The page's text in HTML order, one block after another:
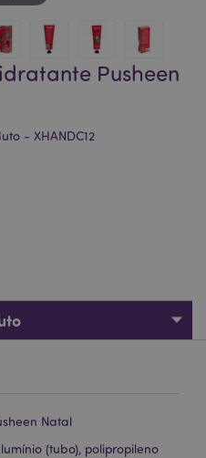
Pusheen
- XHANDC12
Natal
(tubo), polipropileno